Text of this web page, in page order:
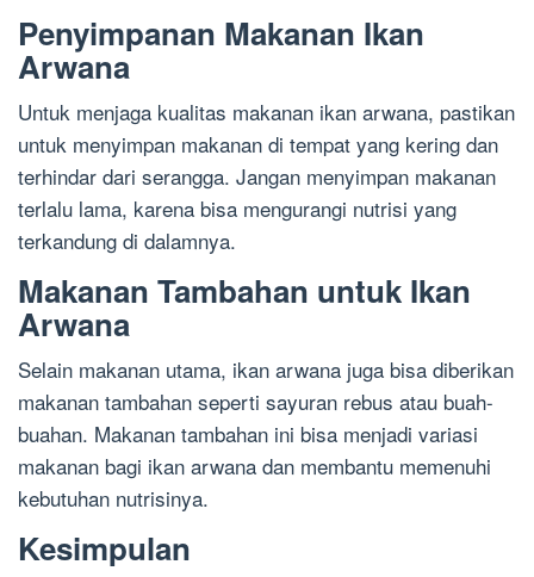
Penyimpanan Makanan Ikan
Arwana
Untuk menjaga kualitas makanan ikan arwana, pastikan
untuk menyimpan makanan di tempat yang kering dan
terhindar dari serangga. Jangan menyimpan makanan
terlalu lama, karena bisa mengurangi nutrisi yang
terkandung di dalamnya.
Makanan Tambahan untuk Ikan
Arwana
Selain makanan utama, ikan arwana juga bisa diberikan
makanan tambahan seperti sayuran rebus atau buah-
buahan. Makanan tambahan ini bisa menjadi variasi
makanan bagi ikan arwana dan membantu memenuhi
kebutuhan nutrisinya.
Kesimpulan